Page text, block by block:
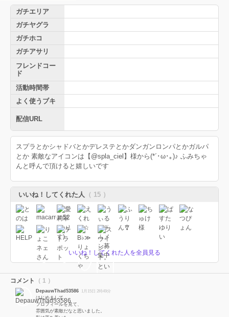
ガチエリア
ガチヤグラ
ガチホコ
ガチアサリ
フレンドコー
ド
活動時間帯
よく使うブキ
配信URL
スプラとかシャドバとかデレステとかダンガンロンパとかガルパ
とか 素敵なアイコンは【@spla_ciel】様から(*´･ω･｡)♪ ふみちゃ
んと呼んで頂けると嬉しいです
いいね！してくれた人 （ 15 ）
いいね！してくれた人を全員見る
コメント （ 1 ）
DepauwThad53586 1月15日 2時49分
はじめまして。
プロフィールを見て、
雰囲気が素敵だなと思いました。